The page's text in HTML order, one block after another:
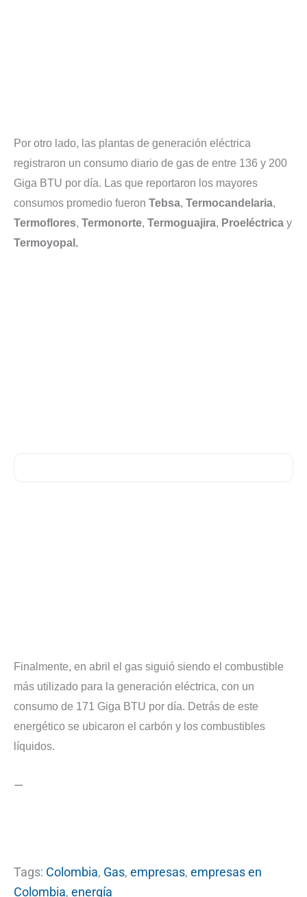
Por otro lado, las plantas de generación eléctrica
registraron un consumo diario de gas de entre 136 y 200
Giga BTU por día. Las que reportaron los mayores
consumos promedio fueron Tebsa, Termocandelaria,
Termoflores, Termonorte, Termoguajira, Proeléctrica y
Termoyopal.
Finalmente, en abril el gas siguió siendo el combustible
más utilizado para la generación eléctrica, con un
consumo de 171 Giga BTU por día. Detrás de este
energético se ubicaron el carbón y los combustibles
líquidos.
—
Tags: Colombia, Gas, empresas, empresas en
Colombia, energía